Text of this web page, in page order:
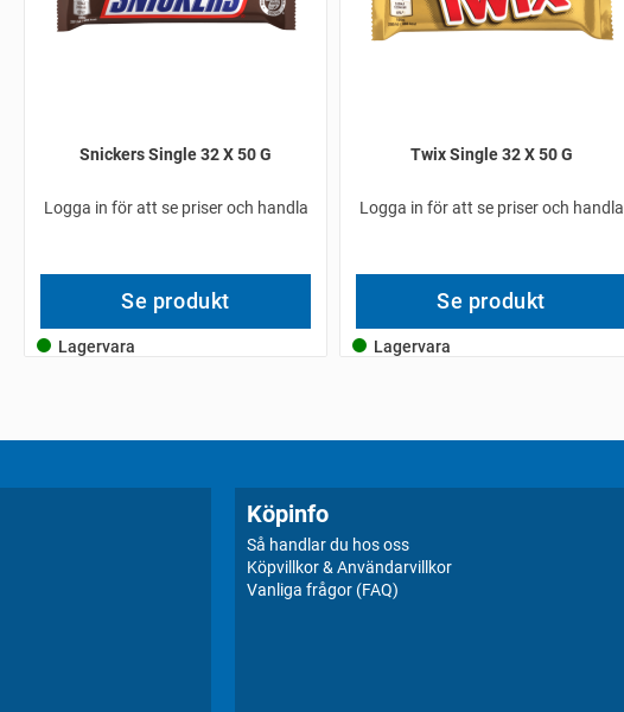
Snickers Single 32 X 50 G
Logga in för att se priser och handla
Se produkt
Lagervara
Twix Single 32 X 50 G
Logga in för att se priser och handla
Se produkt
Lagervara
Köpinfo
Så handlar du hos oss
Köpvillkor & Användarvillkor
Vanliga frågor (FAQ)